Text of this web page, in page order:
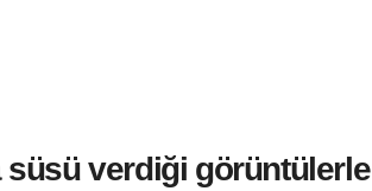
verdiği